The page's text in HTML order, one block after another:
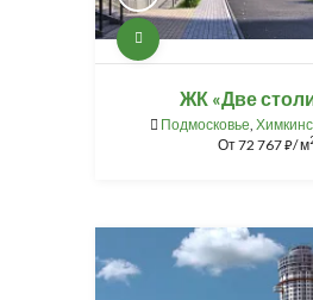
ЖК «Две
Подмосковье
От72 767⃏/ м